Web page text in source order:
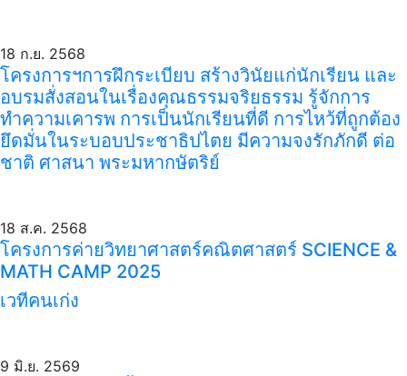
18 ก.ย. 2568
โครงการฯการฝึกระเบียบ สร้างวินัยแก่นักเรียน และ
อบรมสั่งสอนในเรื่องคุณธรรมจริยธรรม รู้จักการ
ทำความเคารพ การเป็นนักเรียนที่ดี การไหว้ที่ถูกต้อง
ยึดมั่นในระบอบประชาธิปไตย มีความจงรักภักดี ต่อ
ชาติ ศาสนา พระมหากษัตริย์
18 ส.ค. 2568
โครงการค่ายวิทยาศาสตร์คณิตศาสตร์ SCIENCE &
MATH CAMP 2025
เวทีคนเก่ง
9 มิ.ย. 2569